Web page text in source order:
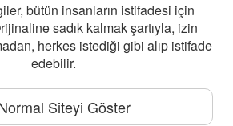
bütün insanların istifadesi için
sadık kalmak şartıyla, izin
herkes istediği gibi alıp istifade
edebilir.
Siteyi Göster